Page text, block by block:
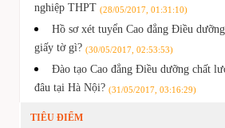
nghiệp THPT (28/05/2017, 01:31:10)
Hồ sơ xét tuyển Cao đẳng Điều
giấy tờ gì? (30/05/2017, 02:53:53)
Đào tạo Cao đẳng Điều dưỡng chất
đâu tại Hà Nội? (31/05/2017, 03:16:29)
TIÊU ĐIỂM